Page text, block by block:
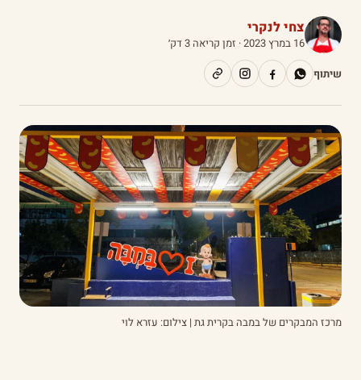
צחי לנקרי
16 במרץ 2023
· זמן קריאה 3 דק׳
שיתוף
מרכז המבקרים של במבה בקרית גת | צילום: עזרא לוי